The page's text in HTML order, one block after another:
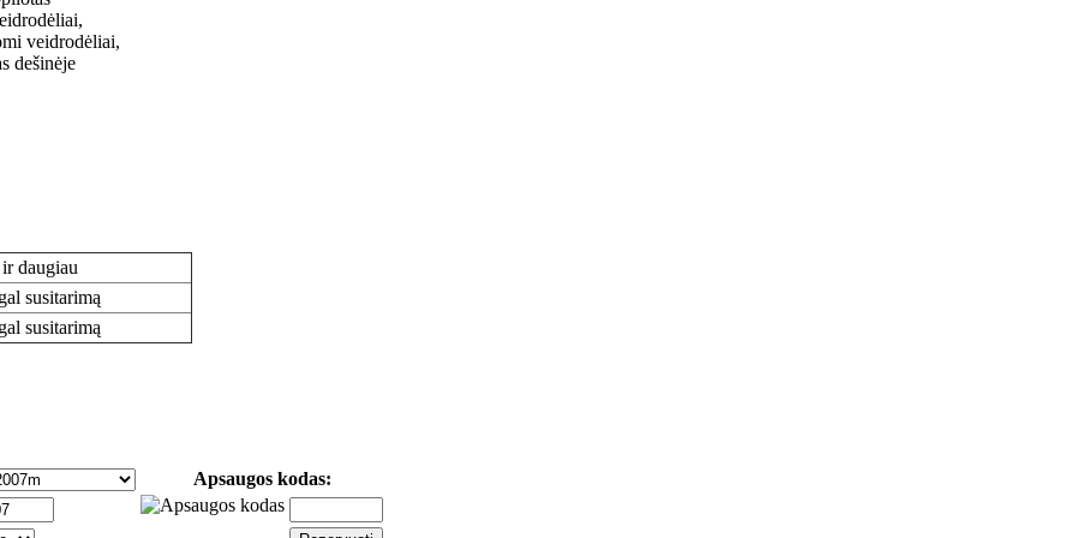
veidrodėliai,
dešinėje
daugiau
susitarimą
susitarimą
Apsaugos kodas: